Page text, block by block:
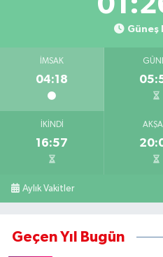
Güneş
İMSAK
04:18
İKINDI
16:57
Aylık Vakitler
Geçen Yıl Bugün